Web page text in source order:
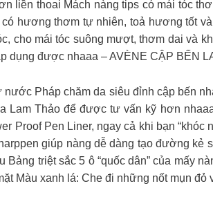
liền thoai Mách nàng tips có mái tóc
có hương thơm tự nhiên, toả hương tốt
cho mái tóc suông mượt, thơm dai và
dụng được nhaaa – AVÈNE CẬP BẾN
nước Pháp chăm da siêu đỉnh cập bến
Lam Thảo để được tư vấn kỹ hơn
Proof Pen Liner, ngay cả khi bạn
giúp nàng dễ dàng tạo đường kẻ
Bảng triệt sắc 5 ô “quốc dân” của mấy
Màu xanh lá: Che đi những nốt mụn